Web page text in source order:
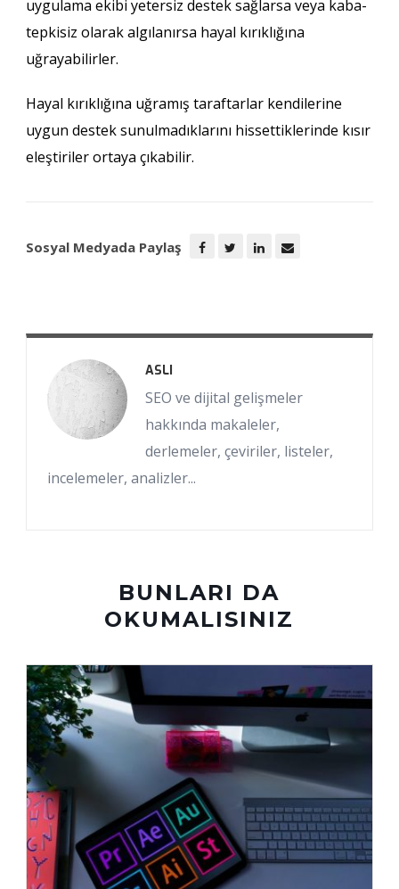
uygulama ekibi yetersiz destek sağlarsa veya kaba-
tepkisiz olarak algılanırsa hayal kırıklığına
uğrayabilirler.
Hayal kırıklığına uğramış taraftarlar kendilerine
uygun destek sunulmadıklarını hissettiklerinde kısır
eleştiriler ortaya çıkabilir.
Sosyal Medyada Paylaş
ASLI
SEO ve dijital gelişmeler
hakkında makaleler,
derlemeler, çeviriler, listeler,
incelemeler, analizler...
BUNLARI DA
OKUMALISINIZ